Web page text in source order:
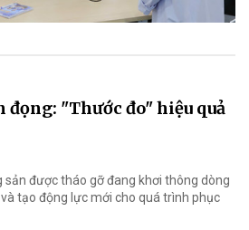
đọng: "Thước đo" hiệu quả
sản được tháo gỡ đang khơi thông dòng
tạo động lực mới cho quá trình phục